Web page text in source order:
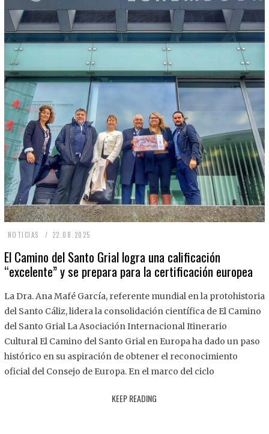
NOTICIAS 22.08.2025
.
8
2
2
El Camino del Santo Grial logra una calificación
“excelente” y se prepara para la certificación europea
La Dra. Ana Mafé García, referente mundial en la protohistoria
del Santo Cáliz, lidera la consolidación científica de El Camino
del Santo Grial La Asociación Internacional Itinerario
Cultural El Camino del Santo Grial en Europa ha dado un paso
histórico en su aspiración de obtener el reconocimiento
oficial del Consejo de Europa. En el marco del ciclo
KEEP READING